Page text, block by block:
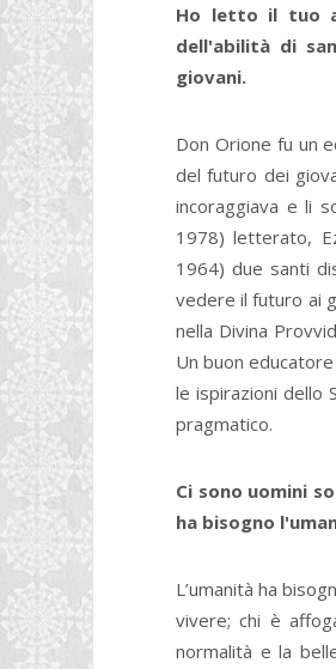
Ho letto il tuo
dell'abilità di
giovani.
Don Orione fu un
del futuro dei
incoraggiava e li
1978) letterato,
1964) due santi
vedere il futuro ai
nella Divina
Un buon
le ispirazioni dello
pragmatico.
Ci sono uomini
ha bisogno
L’umanità ha
vivere; chi è
normalità e la